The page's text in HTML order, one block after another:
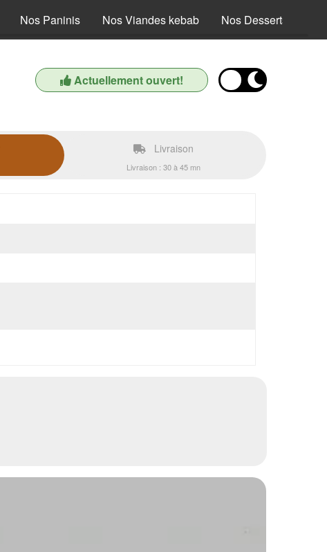
Nos Paninis Nos Viandes kebab Nos Desserts
Actuellement ouvert!
Livraison
Livraison : 30 à 45 mn